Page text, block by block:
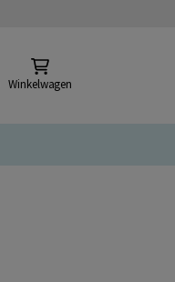
Winkelwagen